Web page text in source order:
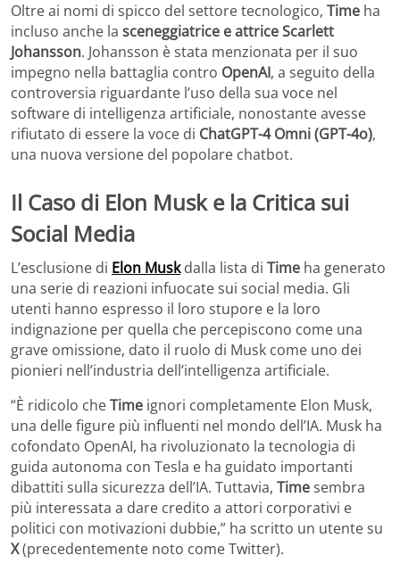
Oltre ai nomi di spicco del settore tecnologico, Time ha
incluso anche la sceneggiatrice e attrice Scarlett
Johansson. Johansson è stata menzionata per il suo
impegno nella battaglia contro OpenAI, a seguito della
controversia riguardante l’uso della sua voce nel
software di intelligenza artificiale, nonostante avesse
rifiutato di essere la voce di ChatGPT-4 Omni (GPT-4o),
una nuova versione del popolare chatbot.
Il Caso di Elon Musk e la Critica sui
Social Media
L’esclusione di Elon Muskdalla lista di Time ha generato
una serie di reazioni infuocate sui social media. Gli
utenti hanno espresso il loro stupore e la loro
indignazione per quella che percepiscono come una
grave omissione, dato il ruolo di Musk come uno dei
pionieri nell’industria dell’intelligenza artificiale.
“È ridicolo cheTime ignori completamente Elon Musk,
una delle figure più influenti nel mondo dell’IA. Musk ha
cofondato OpenAI, ha rivoluzionato la tecnologia di
guida autonoma con Tesla e ha guidato importanti
dibattiti sulla sicurezza dell’IA. Tuttavia, Timesembra
più interessata a dare credito a attori corporativi e
politici con motivazioni dubbie,” ha scritto un utente su
X(precedentemente noto come Twitter).